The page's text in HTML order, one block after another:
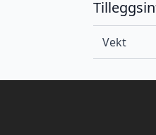
Vekt